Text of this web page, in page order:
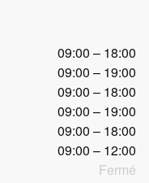
09:00 – 18:00
09:00 – 19:00
09:00 – 18:00
09:00 – 19:00
09:00 – 18:00
09:00 – 12:00
Fermé